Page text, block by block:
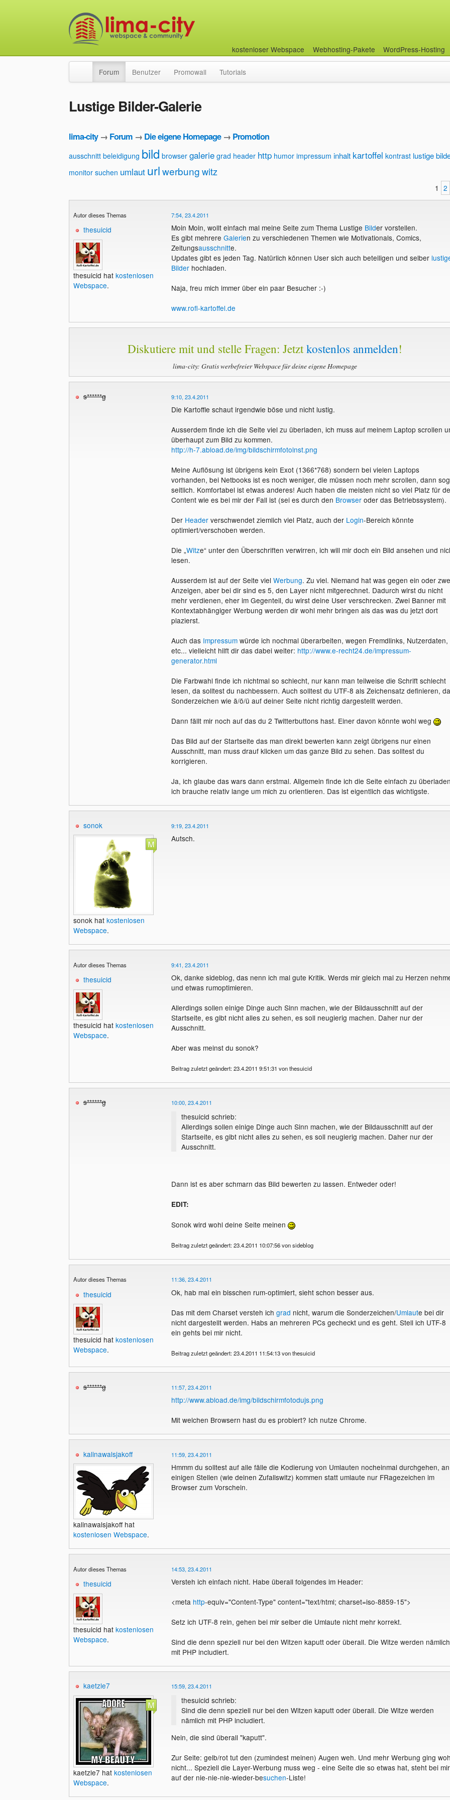
kostenloser Webspace Webhosting-Pakete WordPress-Hosting
Forum Benutzer Promowall Tutorials
Lustige Bilder-Galerie
lima-city→ Forum → Die eigene Homepage→ Promotion
ausschnitt beleidigung bild browser galerie grad header http humor impressum inhalt kartoffel kontrast lustige
monitor suchen umlaut urlwerbungwitz
1 2
Autor dieses Themas
thesuicid
thesuicid hat kostenlosen
Webspace.
7:54, 23.4.2011
Moin Moin, wollt einfach mal meine Seite zum Thema Lustige Bilder vorstellen.
Es gibt mehrere Galerien zu verschiedenen Themen wie Motivationals, Comics,
Zeitungsausschnitte.
Updates gibt es jeden Tag. Natürlich können User sich auch beteiligen und selber
Bilderhochladen.
Naja, freu mich immer über ein paar Besucher :-)
www.rofl-kartoffel.de
Diskutiere mit und stelle Fragen: Jetztkostenlos anmelden!
lima-city: Gratis werbefreier Webspace für deine eigene Homepage
s******g 9:10, 23.4.2011
Die Kartoffle schaut irgendwie böse und nicht lustig.
Ausserdem finde ich die Seite viel zu überladen, ich muss auf meinem Laptop scrollen
überhaupt zum Bild zu kommen.
http://h-7.abload.de/img/bildschirmfotolnst.png
Meine Auflösung ist übrigens kein Exot (1366*768) sondern bei vielen Laptops
vorhanden, bei Netbooks ist es noch weniger, die müssen noch mehr scrollen, dann
seitlich. Komfortabel ist etwas anderes! Auch haben die meisten nicht so viel Platz für
Content wie es bei mir der Fall ist (sei es durch den Browseroder das Betriebssystem).
Der Headerverschwendet ziemlich viel Platz, auch der Login-Bereich könnte
optimiert/verschoben werden.
Die „Witze“ unter den Überschriften verwirren, ich will mir doch ein Bild ansehen und
lesen.
Ausserdem ist auf der Seite viel Werbung. Zu viel. Niemand hat was gegen ein oder
Anzeigen, aber bei dir sind es 5, den Layer nicht mitgerechnet. Dadurch wirst du nicht
mehr verdienen, eher im Gegenteil, du wirst deine User verschrecken. Zwei Banner mit
Kontextabhängiger Werbung werden dir wohl mehr bringen als das was du jetzt dort
plazierst.
Auch das Impressumwürde ich nochmal überarbeiten, wegen Fremdlinks, Nutzerdaten,
etc... vielleicht hilft dir das dabei weiter: http://www.e-recht24.de/impressum-
generator.html
Die Farbwahl finde ich nichtmal so schlecht, nur kann man teilweise die Schrift schlecht
lesen, da solltest du nachbessern. Auch solltest du UTF-8 als Zeichensatz definieren, da
Sonderzeichen wie ä/ö/ü auf deiner Seite nicht richtig dargestellt werden.
Dann fällt mir noch auf das du 2 Twitterbuttons hast. Einer davon könnte wohl weg
Das Bild auf der Startseite das man direkt bewerten kann zeigt übrigens nur einen
Ausschnitt, man muss drauf klicken um das ganze Bild zu sehen. Das solltest du
korrigieren.
Ja, ich glaube das wars dann erstmal. Allgemein finde ich die Seite einfach zu
ich brauche relativ lange um mich zu orientieren. Das ist eigentlich das wichtigste.
sonok
sonok hat kostenlosen
Webspace.
9:19, 23.4.2011
Autsch.
Autor dieses Themas
thesuicid
thesuicid hat kostenlosen
Webspace.
9:41, 23.4.2011
Ok, danke sideblog, das nenn ich mal gute Kritik. Werds mir gleich mal zu Herzen
und etwas rumoptimieren.
Allerdings sollen einige Dinge auch Sinn machen, wie der Bildausschnitt auf der
Startseite, es gibt nicht alles zu sehen, es soll neugierig machen. Daher nur der
Ausschnitt.
Aber was meinst du sonok?
Beitrag zuletzt geändert: 23.4.2011 9:51:31 von thesuicid
s******g 10:00, 23.4.2011
thesuicid schrieb:
Allerdings sollen einige Dinge auch Sinn machen, wie der Bildausschnitt auf der
Startseite, es gibt nicht alles zu sehen, es soll neugierig machen. Daher nur der
Ausschnitt.
Dann ist es aber schmarn das Bild bewerten zu lassen. Entweder oder!
EDIT:
Sonok wird wohl deine Seite meinen
Beitrag zuletzt geändert: 23.4.2011 10:07:56 von sideblog
Autor dieses Themas
thesuicid
thesuicid hat kostenlosen
Webspace.
11:36, 23.4.2011
Ok, hab mal ein bisschen rum-optimiert, sieht schon besser aus.
Das mit dem Charset versteh ich grad nicht, warum die Sonderzeichen/Umlaute bei dir
nicht dargestellt werden. Habs an mehreren PCs gecheckt und es geht. Stell ich UTF-8
ein gehts bei mir nicht.
Beitrag zuletzt geändert: 23.4.2011 11:54:13 von thesuicid
s******g 11:57, 23.4.2011
http://www.abload.de/img/bildschirmfotodujs.png
Mit welchen Browsern hast du es probiert? Ich nutze Chrome.
kalinawalsjakoff
kalinawalsjakoff hat
kostenlosen Webspace.
11:59, 23.4.2011
Hmmm du solltest auf alle fälle die Kodierung von Umlauten nocheinmal durchgehen, an
einigen Stellen (wie deinen Zufallswitz) kommen statt umlaute nur FRagezeichen im
Browser zum Vorschein.
Autor dieses Themas
thesuicid
thesuicid hat kostenlosen
Webspace.
14:53, 23.4.2011
Versteh ich einfach nicht. Habe überall folgendes im Header:
<meta http-equiv="Content-Type" content="text/html; charset=iso-8859-15">
Setz ich UTF-8 rein, gehen bei mir selber die Umlaute nicht mehr korrekt.
Sind die denn speziell nur bei den Witzen kaputt oder überall. Die Witze werden nämlich
mit PHP includiert.
kaetzle7
kaetzle7 hat kostenlosen
Webspace.
15:59, 23.4.2011
thesuicid schrieb:
Sind die denn speziell nur bei den Witzen kaputt oder überall. Die Witze werden
nämlich mit PHP includiert.
Nein, die sind überall "kaputt".
Zur Seite: gelb/rot tut den (zumindest meinen) Augen weh. Und mehr Werbung ging
nicht... Speziell die Layer-Werbung muss weg - eine Seite die so etwas hat, steht bei mir
auf der nie-nie-nie-wieder-besuchen-Liste!